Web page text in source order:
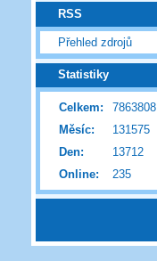
RSS
Přehled zdrojů
Statistiky
Online: 235
Celkem:
7863808
Měsíc:
131575
Den:
13712